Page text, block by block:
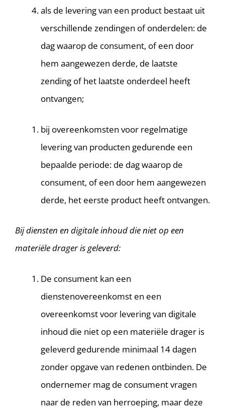
als de levering van een product bestaat uit
verschillende zendingen of onderdelen: de
dag waarop de consument, of een door
hem aangewezen derde, de laatste
zending of het laatste onderdeel heeft
ontvangen;
bij overeenkomsten voor regelmatige
levering van producten gedurende een
bepaalde periode: de dag waarop de
consument, of een door hem aangewezen
derde, het eerste product heeft ontvangen.
Bij diensten en digitale inhoud die niet op een
materiële drager is geleverd:
De consument kan een
dienstenovereenkomst en een
overeenkomst voor levering van digitale
inhoud die niet op een materiële drager is
geleverd gedurende minimaal 14 dagen
zonder opgave van redenen ontbinden. De
ondernemer mag de consument vragen
naar de reden van herroeping, maar deze